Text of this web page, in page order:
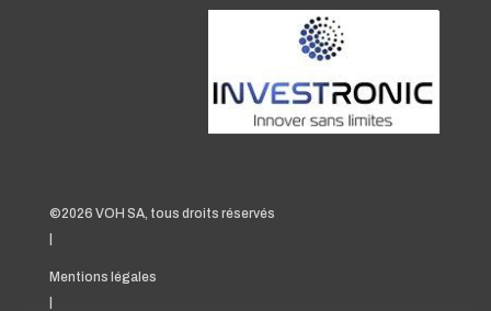
©2026 VOH SA, tous droits réservés
Mentions légales